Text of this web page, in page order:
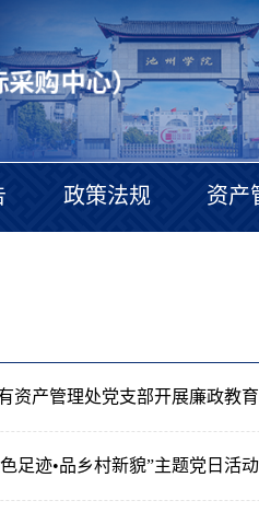
政策法规 资产
产管理处党支部开展廉政教
足迹•品乡村新貌”主题党日活动